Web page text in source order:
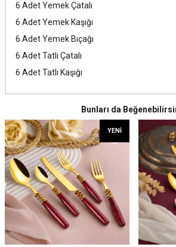
6 Adet Yemek Çatalı
6 Adet Yemek Kaşığı
6 Adet Yemek Bıçağı
6 Adet Tatlı Çatalı
6 Adet Tatlı Kaşığı
Bunları da
YENI